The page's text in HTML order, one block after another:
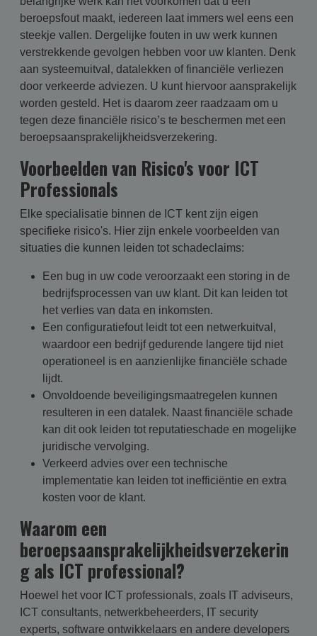
beroepsfout maakt, iedereen laat immers wel eens een
steekje vallen. Dergelijke fouten in uw werk kunnen
verstrekkende gevolgen hebben voor uw klanten. Denk
aan systeemuitval, datalekken of financiële verliezen
door verkeerde adviezen. U kunt hiervoor aansprakelijk
worden gesteld. Het is daarom zeer raadzaam om u
tegen deze financiële risico’s te beschermen met een
beroepsaansprakelijkheidsverzekering.
Voorbeelden van Risico's voor ICT
Professionals
Elke specialisatie binnen de ICT kent zijn eigen
specifieke risico's. Hier zijn enkele voorbeelden van
situaties die kunnen leiden tot schadeclaims:
Een bug in uw code veroorzaakt een storing in de
bedrijfsprocessen van uw klant. Dit kan leiden tot
het verlies van data en inkomsten.
Een configuratiefout leidt tot een netwerkuitval,
waardoor een bedrijf gedurende langere tijd niet
operationeel is en aanzienlijke financiële schade
lijdt.
Onvoldoende beveiligingsmaatregelen kunnen
resulteren in een datalek. Naast financiële schade
kan dit ook leiden tot reputatieschade en mogelijke
juridische vervolging.
Verkeerd advies over een technische
implementatie kan leiden tot inefficiëntie en extra
kosten voor de klant.
Waarom een
beroepsaansprakelijkheidsverzekerin
g als ICT professional?
Hoewel het voor ICT professionals, zoals IT adviseurs,
ICT consultants, netwerkbeheerders, IT security
experts, software ontwikkelaars en andere developers